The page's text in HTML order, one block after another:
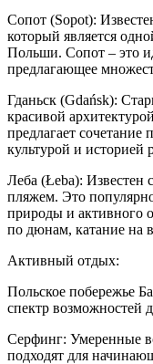
Сопот (Sopot):
который является
Польши. Сопот – это
предлагающее
Гданьск (Gdańsk):
красивой
предлагает сочетание
культурой и историей
Леба (Łeba):
пляжем. Это
природы и активного
по дюнам, катание на
Активный отдых:
Польское побережье
спектр возможностей
Серфинг: Умеренные
подходят для